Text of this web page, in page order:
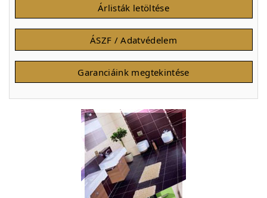
Árlisták letöltése
ÁSZF / Adatvédelem
Garanciáink megtekintése